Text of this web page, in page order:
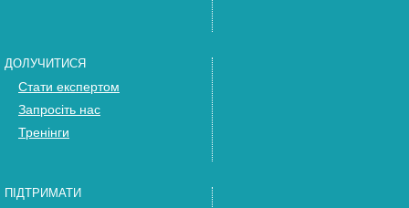
ДОЛУЧИТИСЯ
Стати експертом
Запросіть нас
Тренінги
ПІДТРИМАТИ